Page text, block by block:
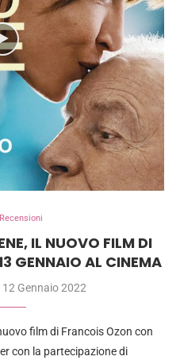
Recensioni
IL NUOVO FILM DI
GENNAIO AL CINEMA
12 Gennaio 2022
film di Francois Ozon con
con la partecipazione di